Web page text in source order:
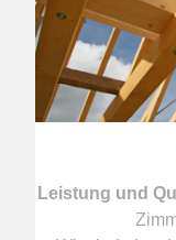
Leistung und